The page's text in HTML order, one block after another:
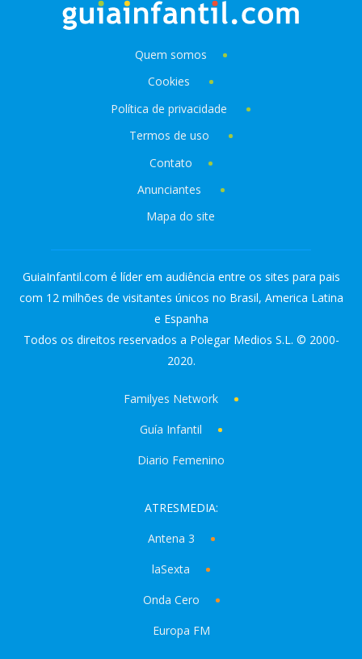
Quem somos
Cookies
Política de privacidade
Termos de uso
Contato
Anunciantes
Mapa do site
GuiaInfantil.com é líder em audiência entre os sites para pais
com 12 milhões de visitantes únicos no Brasil, America Latina
e Espanha
Todos os direitos reservados a Polegar Medios S.L. © 2000-
2020.
Familyes Network
Guía Infantil
Diario Femenino
ATRESMEDIA:
Antena 3
laSexta
Onda Cero
Europa FM